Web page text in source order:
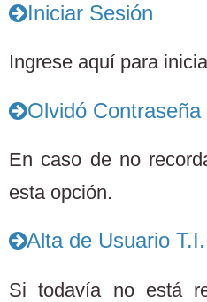
Iniciar Sesión
Ingrese aquí para
Olvidó Contraseña
En caso de no
esta opción.
Alta de Usuario
Si todavía no está